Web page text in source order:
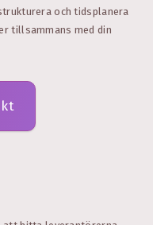
och tidsplanera
tillsammans med din